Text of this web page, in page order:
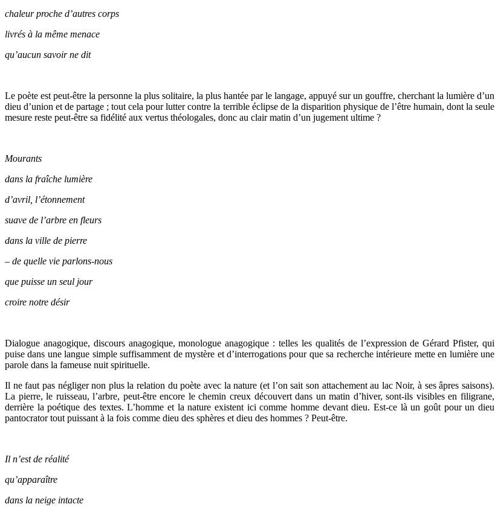
chaleur proche d’autres corps
livrés à la même menace
qu’aucun savoir ne dit
Le poète est peut-être la personne la plus solitaire, la plus hantée par le langage, appuyé sur un gouffre, cherchant la lumière d’un
dieu d’union et de partage ; tout cela pour lutter contre la terrible éclipse de la disparition physique de l’être humain, dont la seule
mesure reste peut-être sa fidélité aux vertus théologales, donc au clair matin d’un jugement ultime ?
Mourants
dans la fraîche lumière
d’avril, l’étonnement
suave de l’arbre en fleurs
dans la ville de pierre
– de quelle vie parlons-nous
que puisse un seul jour
croire notre désir
Dialogue anagogique, discours anagogique, monologue anagogique : telles les qualités de l’expression de Gérard Pfister, qui
puise dans une langue simple suffisamment de mystère et d’interrogations pour que sa recherche intérieure mette en lumière une
parole dans la fameuse nuit spirituelle.
Il ne faut pas négliger non plus la relation du poète avec la nature (et l’on sait son attachement au lac Noir, à ses âpres saisons).
La pierre, le ruisseau, l’arbre, peut-être encore le chemin creux découvert dans un matin d’hiver, sont-ils visibles en filigrane,
derrière la poétique des textes. L’homme et la nature existent ici comme homme devant dieu. Est-ce là un goût pour un dieu
pantocrator tout puissant à la fois comme dieu des sphères et dieu des hommes ? Peut-être.
Il n’est de réalité
qu’apparaître
dans la neige intacte